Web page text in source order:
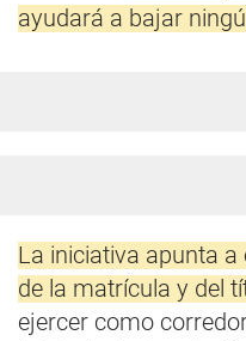
ayudará a bajar
La iniciativa apunta
de la matrícula y del
ejercer como